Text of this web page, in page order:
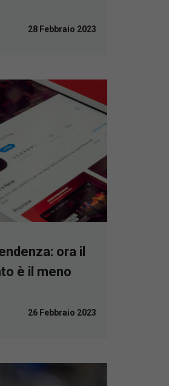
28 Febbraio 2023
ora il
è il meno
26 Febbraio 2023